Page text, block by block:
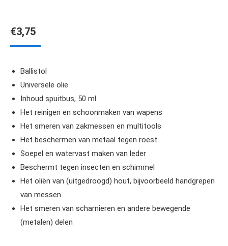
€3,75
Ballistol
Universele olie
Inhoud spuitbus, 50 ml
Het reinigen en schoonmaken van wapens
Het smeren van zakmessen en multitools
Het beschermen van metaal tegen roest
Soepel en watervast maken van leder
Beschermt tegen insecten en schimmel
Het oliën van (uitgedroogd) hout, bijvoorbeeld handgrepen
van messen
Het smeren van scharnieren en andere bewegende
(metalen) delen